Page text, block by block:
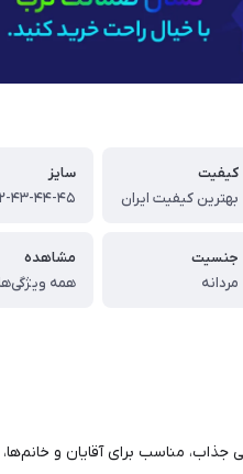
کیفیت
بهترین کیفیت ایران
سایز
جنسیت
مردانه
مشاهده
همه
و رنگ طوسی جذاب، مناسب برای